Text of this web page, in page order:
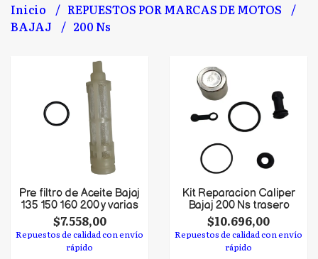
Inicio
REPUESTOS POR MARCAS DE MOTOS
BAJAJ
200 Ns
Pre filtro de Aceite Bajaj
135 150 160 200 y varias
$7.558,00
Repuestos de calidad con envío
rápido
Kit Reparacion Caliper
Bajaj 200 Ns trasero
$10.696,00
Repuestos de calidad con envío
rápido